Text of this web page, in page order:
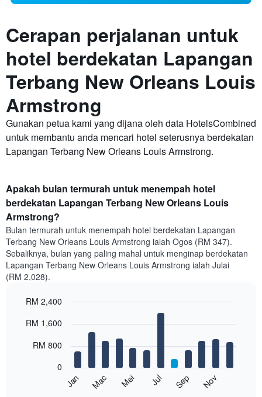
Cerapan perjalanan untuk
hotel berdekatan Lapangan
Terbang New Orleans Louis
Armstrong
Gunakan petua kami yang dijana oleh data HotelsCombined
untuk membantu anda mencari hotel seterusnya berdekatan
Lapangan Terbang New Orleans Louis Armstrong.
Apakah bulan termurah untuk menempah hotel
berdekatan Lapangan Terbang New Orleans Louis
Armstrong?
Bulan termurah untuk menempah hotel berdekatan Lapangan
Terbang New Orleans Louis Armstrong ialah Ogos (RM 347).
Sebaliknya, bulan yang paling mahal untuk menginap berdekatan
Lapangan Terbang New Orleans Louis Armstrong ialah Julai
(RM 2,028).
chart
bars.
graphic.
Jan Mac Mei Jul Sep Nov
0
RM 800
RM 1,600
RM 2,400